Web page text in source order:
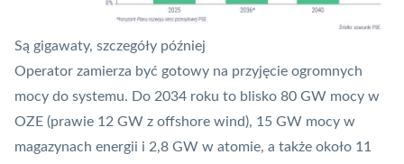
Są gigawaty, szczegóły później
Operator zamierza być gotowy na przyjęcie ogromnych
mocy do systemu. Do 2034 roku to blisko 80 GW mocy w
OZE (prawie 12 GW z offshore wind), 15 GW mocy w
magazynach energii i 2,8 GW w atomie, a także około 11